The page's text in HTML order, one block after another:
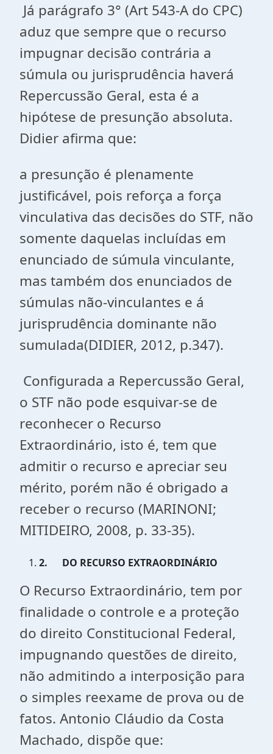
Já parágrafo 3° (Art 543-A do CPC)
aduz que sempre que o recurso
impugnar decisão contrária a
súmula ou jurisprudência haverá
Repercussão Geral, esta é a
hipótese de presunção absoluta.
Didier afirma que:
a presunção é plenamente
justificável, pois reforça a força
vinculativa das decisões do STF, não
somente daquelas incluídas em
enunciado de súmula vinculante,
mas também dos enunciados de
súmulas não-vinculantes e á
jurisprudência dominante não
sumulada(DIDIER, 2012, p.347).
Configurada a Repercussão Geral,
o STF não pode esquivar-se de
reconhecer o Recurso
Extraordinário, isto é, tem que
admitir o recurso e apreciar seu
mérito, porém não é obrigado a
receber o recurso (MARINONI;
MITIDEIRO, 2008, p. 33-35).
2. DO RECURSO EXTRAORDINÁRIO
O Recurso Extraordinário, tem por
finalidade o controle e a proteção
do direito Constitucional Federal,
impugnando questões de direito,
não admitindo a interposição para
o simples reexame de prova ou de
fatos. Antonio Cláudio da Costa
Machado, dispõe que: